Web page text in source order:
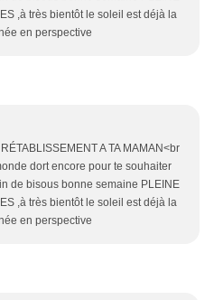
,à très bientôt le soleil est déjà la
en perspective
A TA MAMAN<br
dort encore pour te souhaiter
de bisous bonne semaine PLEINE
,à très bientôt le soleil est déjà la
en perspective